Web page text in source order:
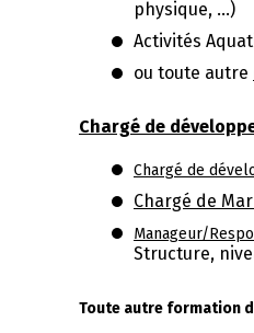
physique, ...)
Activités
ou toute autre
Chargé de
Chargé de
Chargé de
Manageur/
Structure,
Toute autre formation